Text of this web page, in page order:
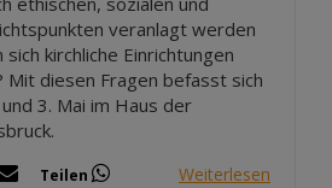
veranlagt werden
kirchliche Einrichtungen
Mit diesen Fragen befasst sich
3. Mai im Haus der
Teilen Weiterlesen